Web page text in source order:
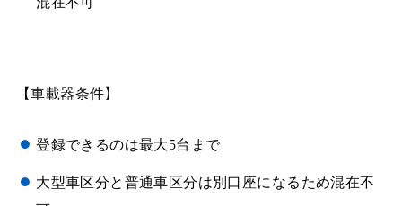
【車載器条件】
登録できるのは最大5台まで
大型車区分と普通車区分は別口座になるため混在不